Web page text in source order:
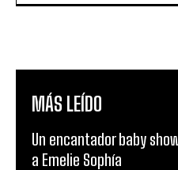
MÁS LEÍDO
Un encantador baby
a Emelie Sophía